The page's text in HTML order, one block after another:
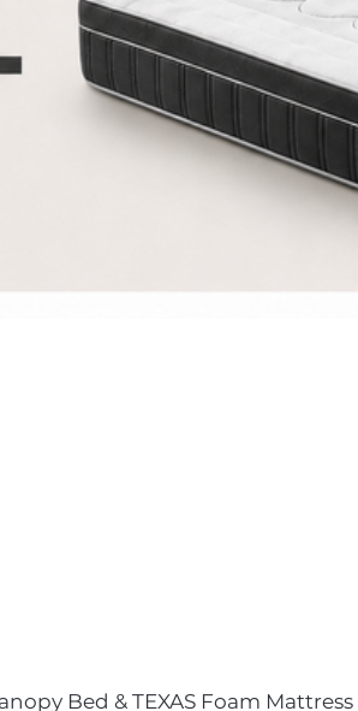
Bed & TEXAS Foam